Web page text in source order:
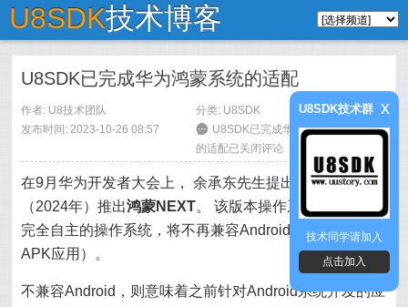
U8SDK技术博客
U8SDK已完成华为鸿蒙系统的适配
作者: U8技术团队 分类: U8SDK
发布时间: 2023-10-26 08:57
6 U8SDK已完成华为鸿蒙系统
的适配已关闭评论
在9月华为开发者大会上， 余承东先生提出华为将在明年
（2024年）推出鸿蒙NEXT。 该版本操作系统，是一个
完全自主的操作系统，将不再兼容Android（无法安装
APK应用）。
不兼容Android，则意味着之前针对Android系统开发的应
U8SDK技术群 x
技术同学请加入
点击加入